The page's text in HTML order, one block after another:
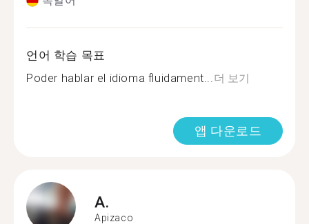
언어 학습 목표
Poder hablar el idioma fluidament...더 보기
앱 다운로드
A.
Apizaco